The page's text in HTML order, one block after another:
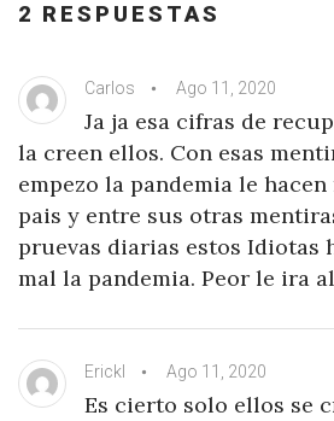
2 RESPUESTAS
Carlos Ago 11, 2020
Ja ja esa cifras de
la creen ellos. Con esas
empezo la pandemia le hacen
pais y entre sus otras
pruevas diarias estos Idiotas
mal la pandemia. Peor le ira
Erickl Ago 11, 2020
Es cierto solo ellos se